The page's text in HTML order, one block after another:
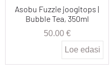
Asobu Fuzzie joogitops |
Bubble Tea, 350ml
50.00 €
Loe edasi